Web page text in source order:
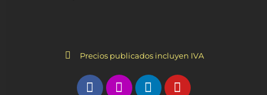
Precios publicados incluyen IVA